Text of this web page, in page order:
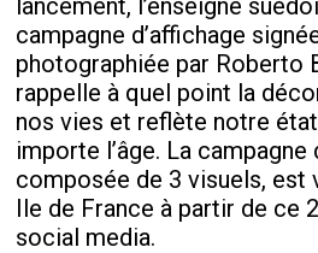
lancement, l’enseigne
campagne d’affichage
photographiée par Roberto
rappelle à quel point la
nos vies et reflète notre
importe l’âge. La campagne
composée de 3 visuels, est
Ile de France à partir de ce
social media.